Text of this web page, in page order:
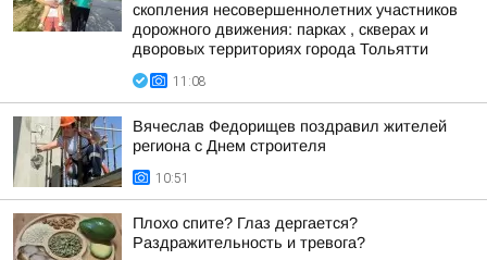
скопления несовершеннолетних участников
дорожного движения: парках , скверах и
дворовых территориях города Тольятти
11:08
Вячеслав Федорищев поздравил жителей
региона с Днем строителя
10:51
Плохо спите? Глаз дергается?
Раздражительность и тревога?